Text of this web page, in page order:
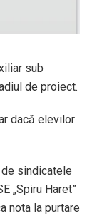
sub
de proiect.
dacă elevilor
sindicatele
„Spiru Haret”
nota la purtare